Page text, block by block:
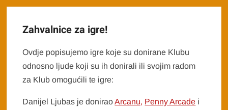
Zahvalnice za igre!
Ovdje popisujemo igre koje su donirane Klubu
odnosno ljude koji su ih donirali ili svojim radom
za Klub omogućili te igre:
Danijel Ljubas je doniraoArcanu, Penny Arcade i